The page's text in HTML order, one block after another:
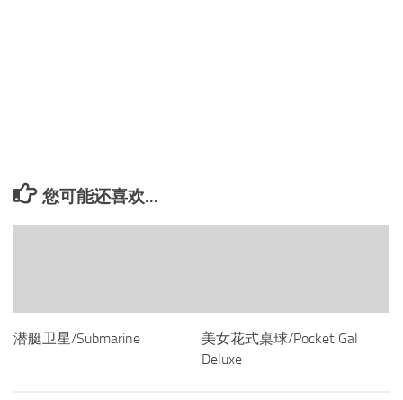
您可能还喜欢...
潜艇卫星/Submarine
美女花式桌球/Pocket Gal
Deluxe